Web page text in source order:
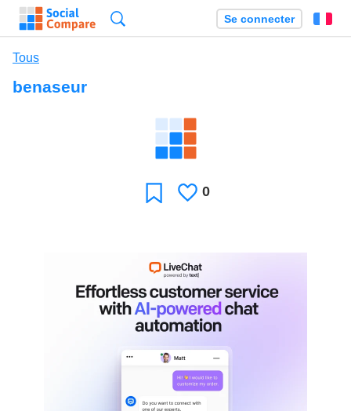
Se connecter
Tous
benaseur
Favori J'aime
0